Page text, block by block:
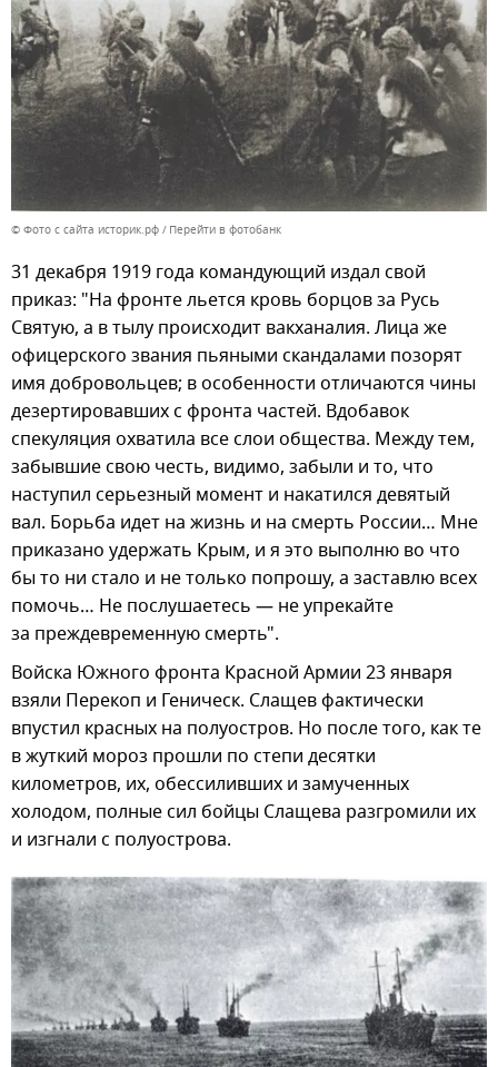
© Фото с сайта историк.рф Перейти в фотобанк
31 декабря 1919 года командующий издал свой
приказ: "На фронте льется кровь борцов за Русь
Святую, а в тылу происходит вакханалия. Лица же
офицерского звания пьяными скандалами позорят
имя добровольцев; в особенности отличаются чины
дезертировавших с фронта частей. Вдобавок
спекуляция охватила все слои общества. Между тем,
забывшие свою честь, видимо, забыли и то, что
наступил серьезный момент и накатился девятый
вал. Борьба идет на жизнь и на смерть России… Мне
приказано удержать Крым, и я это выполню во что
бы то ни стало и не только попрошу, а заставлю всех
помочь… Не послушаетесь — не упрекайте
за преждевременную смерть".
Войска Южного фронта Красной Армии 23 января
взяли Перекоп и Геническ. Слащев фактически
впустил красных на полуостров. Но после того, как те
в жуткий мороз прошли по степи десятки
километров, их, обессиливших и замученных
холодом, полные сил бойцы Слащева разгромили их
и изгнали с полуострова.